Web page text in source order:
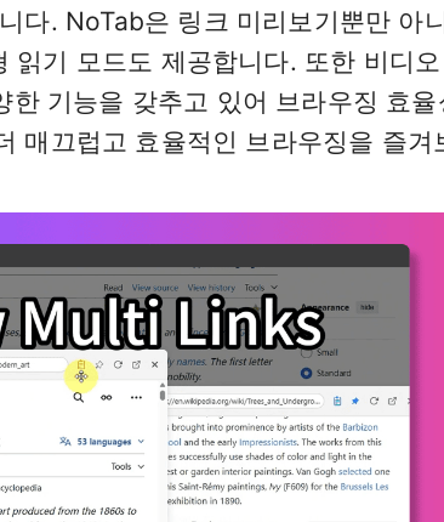
다. NoTab은 링크 미리보기뿐만 아
기 모드도 제공합니다. 또한 비디
기능을 갖추고 있어 브라우징 효율
매끄럽고 효율적인 브라우징을 즐겨